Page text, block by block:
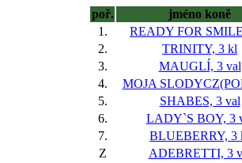
poř. jméno koně
1.
READY FOR
2.
TRINITY, 3 kl
3.
MAUGLÍ, 3 val
4.
MOJA
5.
SHABES, 3 val
6.
LADY`S BOY, 3
7.
BLUEBERRY, 3
Z
ADEBRETTI, 3